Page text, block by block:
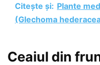
Citește și: Plante
(Glechoma
Ceaiul din